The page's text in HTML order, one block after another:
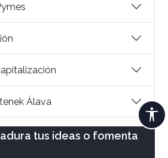
Álava
tus ideas o fomenta